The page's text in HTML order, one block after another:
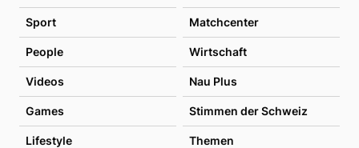
Sport Matchcenter
People Wirtschaft
Videos Nau Plus
Games Stimmen der Schweiz
Lifestyle Themen